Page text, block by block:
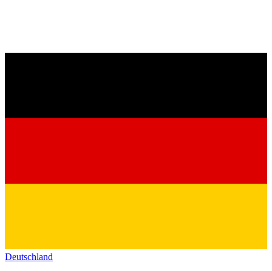
Deutschland